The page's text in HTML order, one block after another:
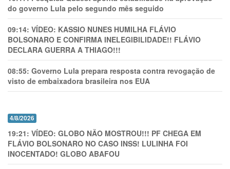
do governo Lula pelo segundo mês seguido
09:14: VÍDEO: KASSIO NUNES HUMlLHA FLÁVIO
BOLSONARO E CONFIRMA INELEGIBILIDADE!! FLÁVIO
DECLARA GUERRA A THIAGO!!!
08:55: Governo Lula prepara resposta contra revogação de
visto de embaixadora brasileira nos EUA
4/8/2026
19:21: VÍDEO: GLOBO NÃO MOSTROU!!! PF CHEGA EM
FLÁVIO BOLSONARO NO CASO INSS! LULINHA FOI
INOCENTADO! GLOBO ABAFOU